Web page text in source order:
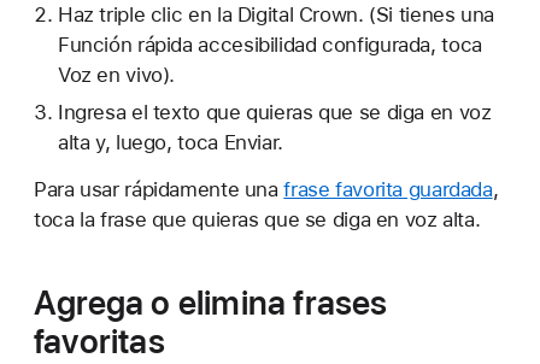
Haz triple clic en la Digital Crown. (Si tienes una
Función rápida accesibilidad configurada, toca
Voz en vivo).
Ingresa el texto que quieras que se diga en voz
alta y, luego, toca Enviar.
Para usar rápidamente unafrase favorita guardada,
toca la frase que quieras que se diga en voz alta.
Agrega o elimina frases
favoritas